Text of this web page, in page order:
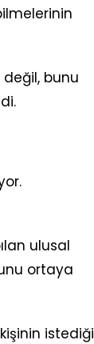
bunu
ulusal
ortaya
istediği